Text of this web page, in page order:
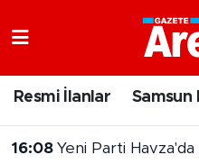
Resmi İlanlar Samsun
15:50 Bafra'nın dev